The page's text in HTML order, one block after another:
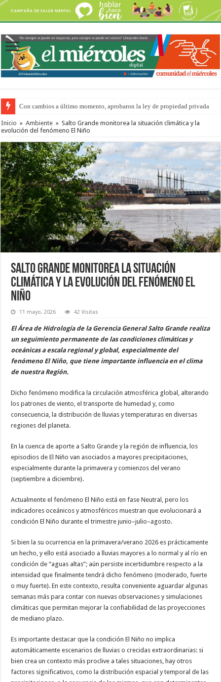
Con cambios a último momento, aprobaron la ley de propiedad privada
Inicio » Ambiente » Salto Grande monitorea la situación climática y la
evolución del fenómeno El Niño
Salto Grande monitorea la situación
climática y la evolución del fenómeno El
Niño
11 mayo, 2026 42 Visitas
El Área de Hidrología de la Gerencia General Salto Grande realiza
un seguimiento permanente de las condiciones climáticas y
oceánicas a escala regional y global, especialmente del
fenómeno El Niño, que tiene importante influencia en el clima
de nuestra Región.
Dicho fenómeno modifica la circulación atmosférica global, alterando
los patrones de viento, el transporte de humedad y, como
consecuencia, la distribución de lluvias y temperaturas en diversas
regiones del planeta.
En la cuenca de aporte a Salto Grande y la región de influencia, los
episodios de El Niño van asociados a mayores precipitaciones,
especialmente durante la primavera y comienzos del verano
(septiembre a diciembre).
Actualmente el fenómeno El Niño está en fase Neutral, pero los
indicadores oceánicos y atmosféricos muestran que evolucionará a
condición El Niño durante el trimestre junio–julio–agosto.
Si bien la su ocurrencia en la primavera/verano 2026 es prácticamente
un hecho, y ello está asociado a lluvias mayores a lo normal y al río en
condición de “aguas altas”; aún persiste incertidumbre respecto a la
intensidad que finalmente tendrá dicho fenómeno (moderado, fuerte
o muy fuerte). En este contexto, resulta conveniente aguardar algunas
semanas más para contar con nuevas observaciones y simulaciones
climáticas que permitan mejorar la confiabilidad de las proyecciones
de mediano plazo.
Es importante destacar que la condición El Niño no implica
automáticamente escenarios de lluvias o crecidas extraordinarias: si
bien crea un contexto más proclive a tales situaciones, hay otros
factores significativos, como la distribución espacial y temporal de las